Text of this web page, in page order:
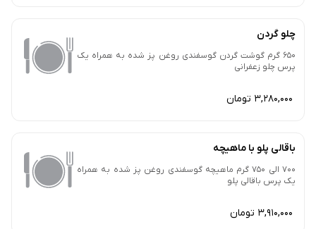
چلو گردن
650 گرم گوشت گردن گوسفندی روغن پز شده به همراه یک
پرس چلو زعفرانی
3,280,000 تومان
باقالی پلو با ماهیچه
700 الی 750 گرم ماهیچه گوسفندی روغن پز شده به همراه
یک پرس باقالی پلو
3,910,000 تومان